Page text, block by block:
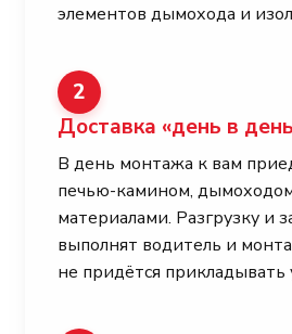
элементов дымохода и
2
Доставка «день в
В день монтажа к вам
печью-камином,
материалами. Разгрузку и
выполнят водитель и
не придётся прикладывать